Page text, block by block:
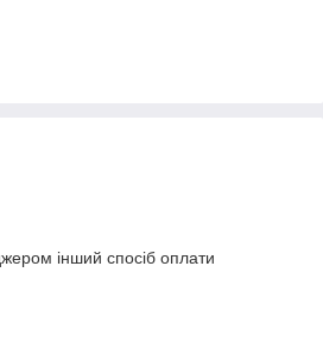
інший спосіб оплати